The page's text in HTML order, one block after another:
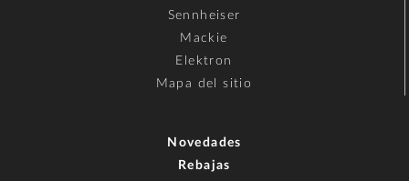
Sennheiser
Mackie
Elektron
Mapa del sitio
Novedades
Rebajas